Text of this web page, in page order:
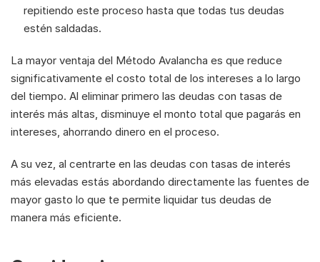
repitiendo este proceso hasta que todas tus deudas
estén saldadas.
La mayor ventaja del Método Avalancha es que reduce
significativamente el costo total de los intereses a lo largo
del tiempo. Al eliminar primero las deudas con tasas de
interés más altas, disminuye el monto total que pagarás en
intereses, ahorrando dinero en el proceso.
A su vez, al centrarte en las deudas con tasas de interés
más elevadas estás abordando directamente las fuentes de
mayor gasto lo que te permite liquidar tus deudas de
manera más eficiente.